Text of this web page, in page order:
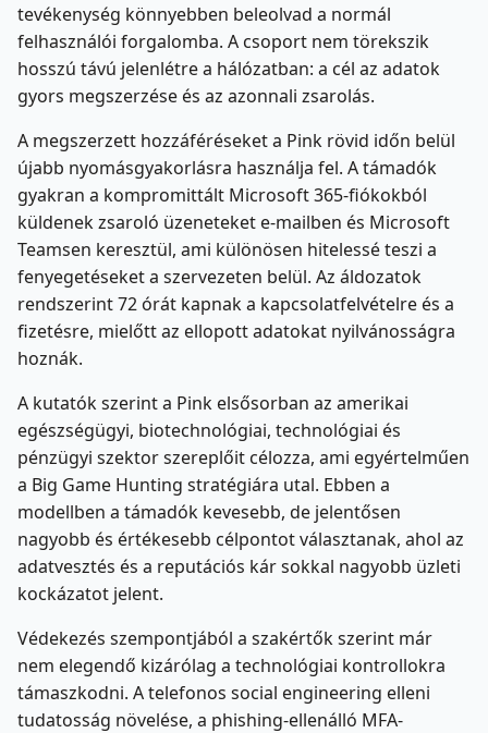
tevékenység könnyebben beleolvad a normál
felhasználói forgalomba. A csoport nem törekszik
hosszú távú jelenlétre a hálózatban: a cél az adatok
gyors megszerzése és az azonnali zsarolás.
A megszerzett hozzáféréseket a Pink rövid időn belül
újabb nyomásgyakorlásra használja fel. A támadók
gyakran a kompromittált Microsoft 365-fiókokból
küldenek zsaroló üzeneteket e-mailben és Microsoft
Teamsen keresztül, ami különösen hitelessé teszi a
fenyegetéseket a szervezeten belül. Az áldozatok
rendszerint 72 órát kapnak a kapcsolatfelvételre és a
fizetésre, mielőtt az ellopott adatokat nyilvánosságra
hoznák.
A kutatók szerint a Pink elsősorban az amerikai
egészségügyi, biotechnológiai, technológiai és
pénzügyi szektor szereplőit célozza, ami egyértelműen
a Big Game Hunting stratégiára utal. Ebben a
modellben a támadók kevesebb, de jelentősen
nagyobb és értékesebb célpontot választanak, ahol az
adatvesztés és a reputációs kár sokkal nagyobb üzleti
kockázatot jelent.
Védekezés szempontjából a szakértők szerint már
nem elegendő kizárólag a technológiai kontrollokra
támaszkodni. A telefonos social engineering elleni
tudatosság növelése, a phishing-ellenálló MFA-